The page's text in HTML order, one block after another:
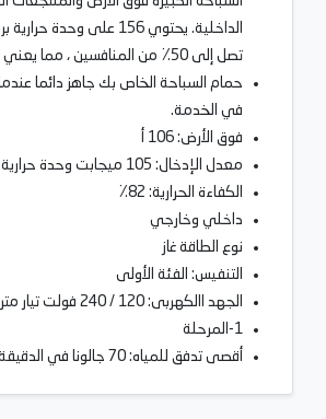
الداخلية. يحتوي 156 على وحدة
تصل إلى 50٪ من المنافسين ، مما يعني تسخينا أسرع.
في الخدمة.
فوق الأرض: 106 أ
معدل الإدخال: 105 ميجابت وحدة حرارية بريطانية / ساعة
الكفاءة الحرارية: 82٪
داخلي وخارجي
نوع الطاقة غاز
التنفيس: الفئة الأولى
الجهد االكهربى: 120 / 240 فولت تيار متردد
1-المرحلة
أقصى تدفق للمياه: 70 جالونا في الدقيقة